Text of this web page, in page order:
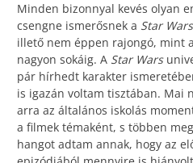
Minden bizonnyal kevés olyan
csengne ismerősnek a Star Wars
illető nem éppen rajongó, mint
nagyon sokáig. A Star Wars
pár hírhedt karakter
is igazán voltam tisztában. Mai
arra az általános iskolás
a filmek témaként, s többen
hangot adtam annak, hogy az